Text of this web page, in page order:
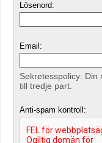
Lösenord:
Email:
Sekretesspolicy:
till tredje part.
Anti-spam kontroll: